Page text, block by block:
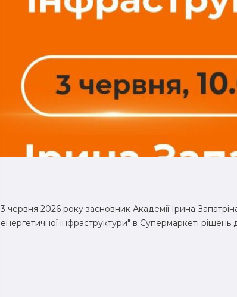
3 червня 2026 року засновник Академії Ірина
енергетичної інфраструктури" в Супермаркеті рішень